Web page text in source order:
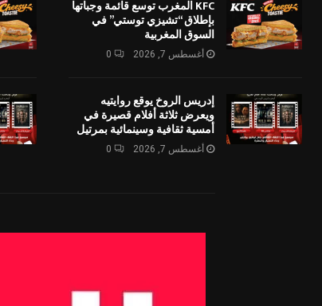
KFC المغرب توسع قائمة وجباتها
بإطلاق “تشيزي توستي” في
السوق المغربية
أغسطس 7, 2026 0
إدريس الروخ يوقع روايتيه
ويعرض ثلاثة أفلام قصيرة في
أمسية ثقافية وسينمائية بمرتيل
أغسطس 7, 2026 0